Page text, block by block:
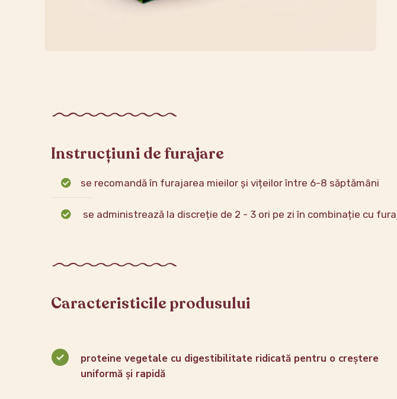
Instrucțiuni de furajare
se recomandă în furajarea mieilor și vițeilor între 6-8 săptămâni
se administrează la discreție de 2 - 3 ori pe zi în combinație cu
Caracteristicile produsului
proteine vegetale cu digestibilitate ridicată pentru o creștere
uniformă și rapidă